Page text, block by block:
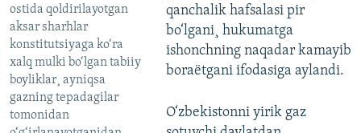
ostida qoldirilayotgan
aksar sharhlar
konstitutsiyaga ko‘ra
xalq mulki bo‘lgan tabiiy
boyliklar¸ ayniqsa
gazning tepadagilar
tomonidan
qanchalik hafsalasi pir
bo‘lgani¸ hukumatga
ishonchning naqadar kamayib
boraëtgani ifodasiga aylandi.
O‘zbekistonni yirik gaz